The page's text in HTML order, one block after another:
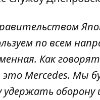
по всем
Как
Mercedes. Мы
удержать